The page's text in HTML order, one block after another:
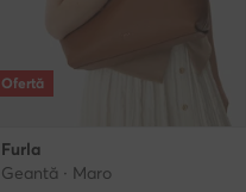
Ofertă
Furla
Geantă · Maro